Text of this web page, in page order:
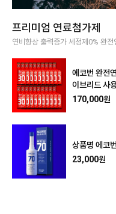
프리미엄 연료첨가제
연비향상 출력증가 세정제0% 완전
에코번 완전
이브리드 사
170,000원
상품명 에코
23,000원